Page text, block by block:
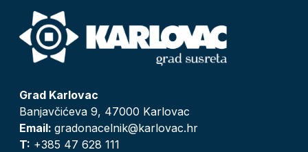
Grad Karlovac
Banjavčićeva 9, 47000 Karlovac
Email: gradonacelnik@karlovac.hr
T: +385 47 628 111